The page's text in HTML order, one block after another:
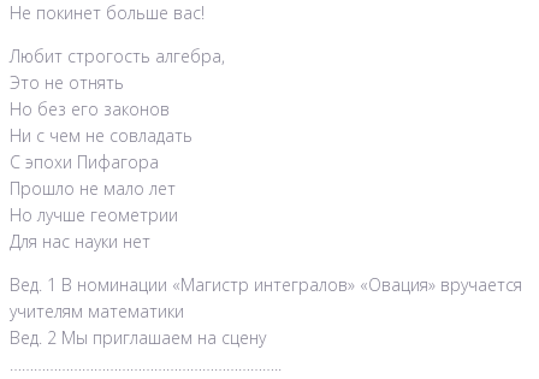
Не покинет больше вас!
Любит строгость алгебра,
Это не отнять
Но без его законов
Ни с чем не совладать
С эпохи Пифагора
Прошло не мало лет
Но лучше геометрии
Для нас науки нет
Вед. 1 В номинации «Магистр интегралов» «Овация» вручается
учителям математики
Вед. 2 Мы приглашаем на сцену
…………………………………………………………..